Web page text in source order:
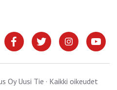
Oy Uusi Tie · Kaikki oikeudet